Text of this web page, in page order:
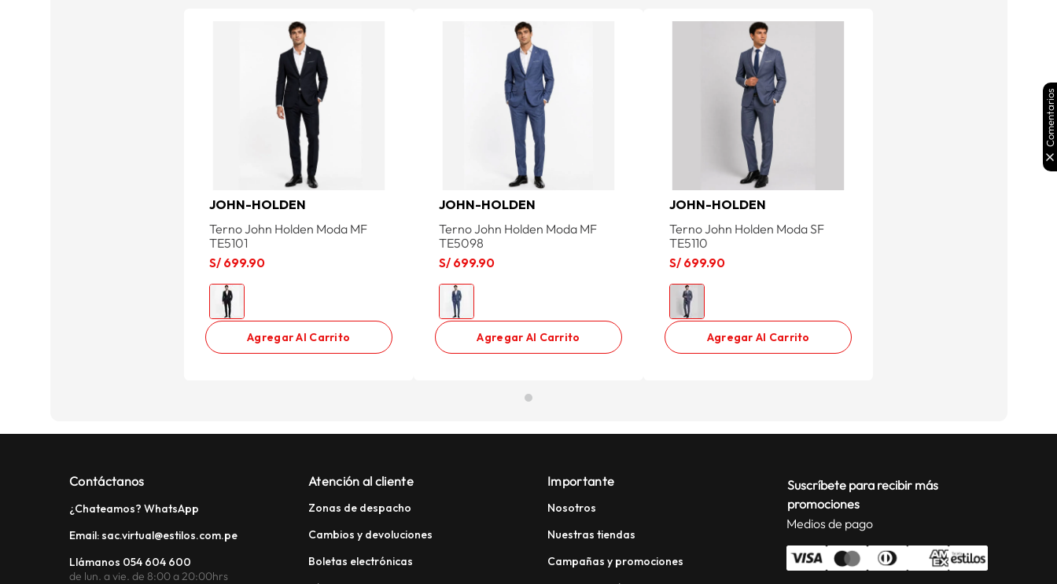
JOHN-HOLDEN
Terno John Holden Moda MF
TE5101
S/ 699.90
Agregar Al Carrito
JOHN-HOLDEN
Terno John Holden Moda MF
TE5098
S/ 699.90
Agregar Al Carrito
JOHN-HOLDEN
Terno John Holden Moda SF
TE5110
S/ 699.90
Agregar Al Carrito
Contáctanos
¿Chateamos? WhatsApp
Email: sac.virtual@estilos.com.pe
Llámanos 054 604 600
de lun. a vie. de 8:00 a 20:00hrs
Atención al cliente
Zonas de despacho
Cambios y devoluciones
Boletas electrónicas
Importante
Nosotros
Nuestras tiendas
Campañas y promociones
Suscríbete para recibir más
promociones
Medios de pago
Comentarios